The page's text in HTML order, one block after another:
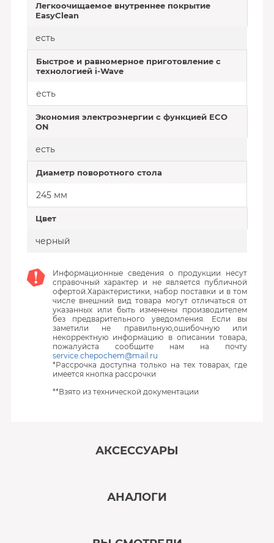
Легкоочищаемое внутреннее покрытие
EasyClean
есть
Быстрое и равномерное приготовление с
технологией i-Wave
есть
Экономия электроэнергии с функцией ECO
ON
есть
Диаметр поворотного стола
245 мм
Цвет
черный
Информационные сведения о продукции несут
справочный характер и не является публичной
офертой.Характеристики, набор поставки и в том
числе внешний вид товара могут отличаться от
указанных или быть изменены производителем
без предварительного уведомления. Если вы
заметили не правильную,ошибочную или
некорректную информацию в описании товара,
пожалуйста сообщите нам на почту
service.chepochem@mail.ru
*Рассрочка доступна только на тех товарах, где
имеется кнопка рассрочки
**Взято из технической документации
АКСЕССУАРЫ
АНАЛОГИ